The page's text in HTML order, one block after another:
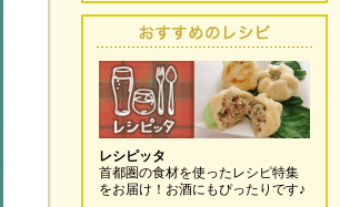
レシピッタ
首都圏の食材を使ったレシピ特集
をお届け！お酒にもぴったりです♪